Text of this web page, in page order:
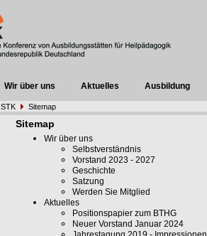
Wir über uns Aktuelles Ausbildung
STK Sitemap
Sitemap
Wir über uns
Selbstverständnis
Vorstand 2023 - 2027
Geschichte
Satzung
Werden Sie Mitglied
Aktuelles
Positionspapier zum BTHG
Neuer Vorstand Januar 2024